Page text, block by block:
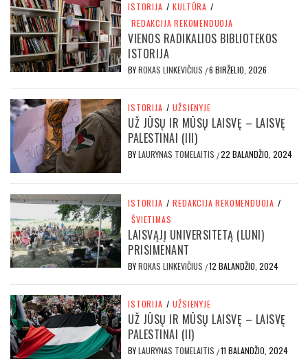
ISTORIJA / KULTŪRA /
REDAKCIJA REKOMENDUOJA
VIENOS RADIKALIOS BIBLIOTEKOS
ISTORIJA
BYROKAS LINKEVIČIUS /6 BIRŽELIO, 2026
ISTORIJA / UŽSIENYJE
UŽ JŪSŲ IR MŪSŲ LAISVĘ – LAISVĘ
PALESTINAI (III)
BYLAURYNAS TOMELAITIS /22 BALANDŽIO, 2024
ISTORIJA / REDAKCIJA REKOMENDUOJA /
ŠVIETIMAS
LAISVĄJĮ UNIVERSITETĄ (LUNI)
PRISIMENANT
BYROKAS LINKEVIČIUS /12 BALANDŽIO, 2024
ISTORIJA / UŽSIENYJE
UŽ JŪSŲ IR MŪSŲ LAISVĘ – LAISVĘ
PALESTINAI (II)
BYLAURYNAS TOMELAITIS /11 BALANDŽIO, 2024